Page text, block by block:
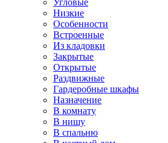
Угловые
Низкие
Особенности
Встроенные
Из кладовки
Закрытые
Открытые
Раздвижные
Гардеробные шкафы
Назначение
В комнату
В нишу
В спальню